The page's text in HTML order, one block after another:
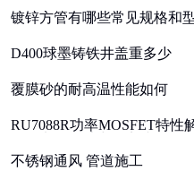
镀锌方管有哪些常见规格和
D400球墨铸铁井盖重多少
覆膜砂的耐高温性能如何
RU7088R功率MOSFET特性
不锈钢通风 管道施工